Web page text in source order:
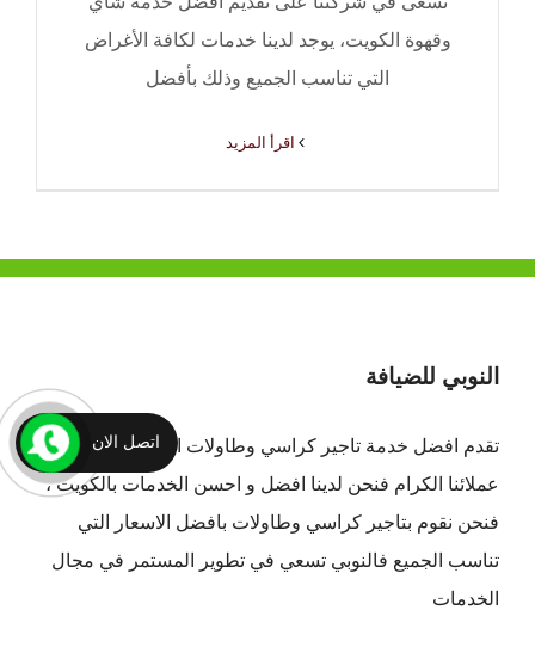
وقهوة الكويت، يوجد لدينا خدمات لكافة الأغراض
التي تناسب الجميع وذلك بأفضل
النوبي للضيافة
تقدم افضل خدمة تاجير كراسي وطاولات الكويتلجميع
عملائنا الكرام فنحن لدينا افضل و احسن الخدمات بالكويت ،
فنحن نقوم بتاجير كراسي وطاولات بافضل الاسعار التي
تناسب الجميع فالنوبي تسعي في تطوير المستمر في مجال
الخدمات
اتصل الان